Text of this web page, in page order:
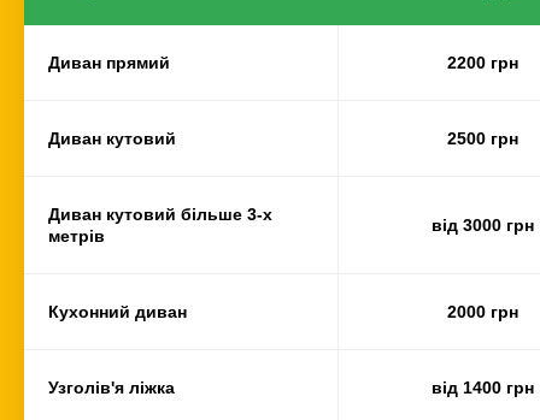
Диван прямий 2200 грн
Диван кутовий 2500 грн
Диван кутовий більше 3-х
метрів
від 3000 грн
Кухонний диван 2000 грн
Узголів'я ліжка від 1400 грн